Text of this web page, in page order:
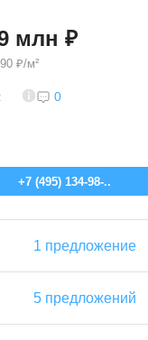
млн ₽
₽/м²
0
+7 (495) 134-98-..
1 предложение
5 предложений